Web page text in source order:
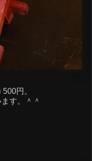
500円。
す。＾＾